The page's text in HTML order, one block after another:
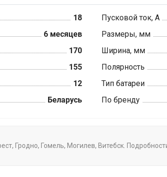
18 Пусковой ток, А
6 месяцев Размеры, мм
170 Ширина, мм
155 Полярность
12 Тип батареи
Беларусь По бренду
Гродно, Гомель, Могилев, Витебск.